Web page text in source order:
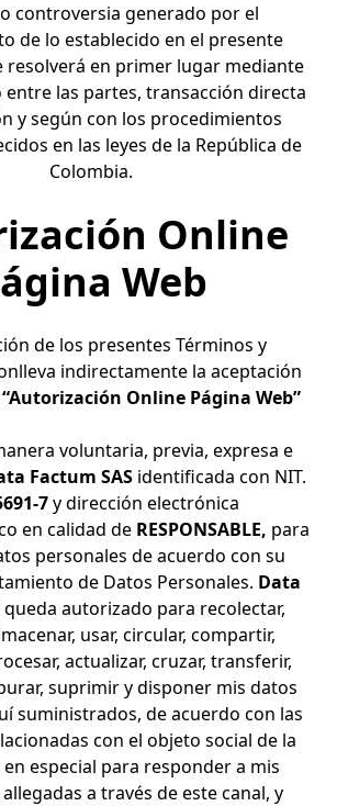
controversia generado por el
de lo establecido en el presente
resolverá en primer lugar mediante
las partes, transacción directa
y según con los procedimientos
en las leyes de la República de
Colombia.
Online
Web
de los presentes Términos y
indirectamente la aceptación
“Autorización Online Página Web”
voluntaria, previa, expresa e
Factum SAS identificada con NIT.
7y dirección electrónica
en calidad de RESPONSABLE, para
personales de acuerdo con su
de Datos Personales. Data
queda autorizado para recolectar,
usar, circular, compartir,
actualizar, cruzar, transferir,
suprimir y disponer mis datos
suministrados, de acuerdo con las
con el objeto social de la
en especial para responder a mis
a través de este canal, y